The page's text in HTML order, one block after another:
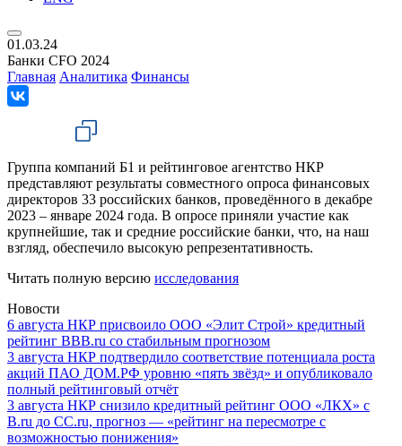
01.03.24
Банки CFO 2024
Главная Аналитика Финансы
Группа компаний Б1 и рейтинговое агентство НКР
представляют результаты совместного опроса финансовых
директоров 33 российских банков, проведённого в декабре
2023 – январе 2024 года. В опросе приняли участие как
крупнейшие, так и средние российские банки, что, на наш
взгляд, обеспечило высокую репрезентативность.
Читать полную версию исследования
Новости
6 августа НКР присвоило ООО «Элит Строй» кредитный
рейтинг BBB.ru со стабильным прогнозом
3 августа НКР подтвердило соответствие потенциала роста
акций ПАО ДОМ.РФ уровню «пять звёзд» и опубликовало
полный рейтинговый отчёт
3 августа НКР снизило кредитный рейтинг ООО «ЛКХ» с
B.ru до CC.ru, прогноз — «рейтинг на пересмотре с
возможностью понижения»